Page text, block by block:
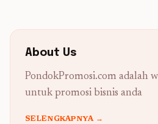
About Us
PondokPromosi.com adalah
untuk promosi bisnis anda
SELENGKAPNYA →